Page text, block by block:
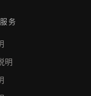
务
明